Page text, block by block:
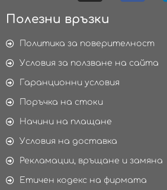
Полезни връзки
Политика за поверителност
Условия за ползване на сайта
Гаранционни условия
Поръчка на стоки
Начини на плащане
Условия на доставка
Рекламации, връщане и замяна
Етичен кодекс на фирмата